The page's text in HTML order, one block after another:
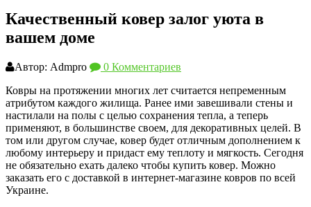
Качественный ковер залог уюта в
вашем доме
Автор: Admpro
0 Комментариев
Ковры на протяжении многих лет считается непременным
атрибутом каждого жилища. Ранее ими завешивали стены и
настилали на полы с целью сохранения тепла, а теперь
применяют, в большинстве своем, для декоративных целей. В
том или другом случае, ковер будет отличным дополнением к
любому интерьеру и придаст ему теплоту и мягкость. Сегодня
не обязательно ехать далеко чтобы купить ковер. Можно
заказать его с доставкой в интернет-магазине ковров по всей
Украине.